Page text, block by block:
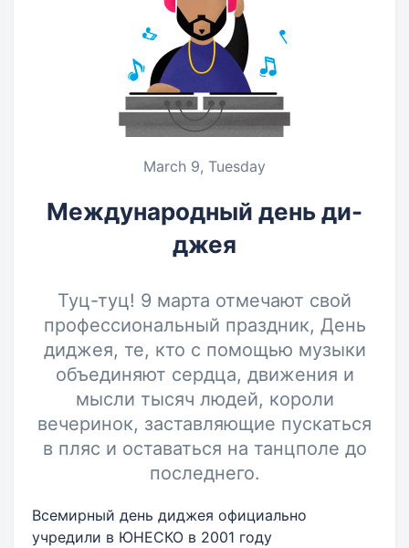
March 9, Tuesday
Международный день ди-
джея
Туц-туц! 9 марта отмечают свой
профессиональный праздник, День
диджея, те, кто с помощью музыки
объединяют сердца, движения и
мысли тысяч людей, короли
вечеринок, заставляющие пускаться
в пляс и оставаться на танцполе до
последнего.
Всемирный день диджея официально
учредили в ЮНЕСКО в 2001 году